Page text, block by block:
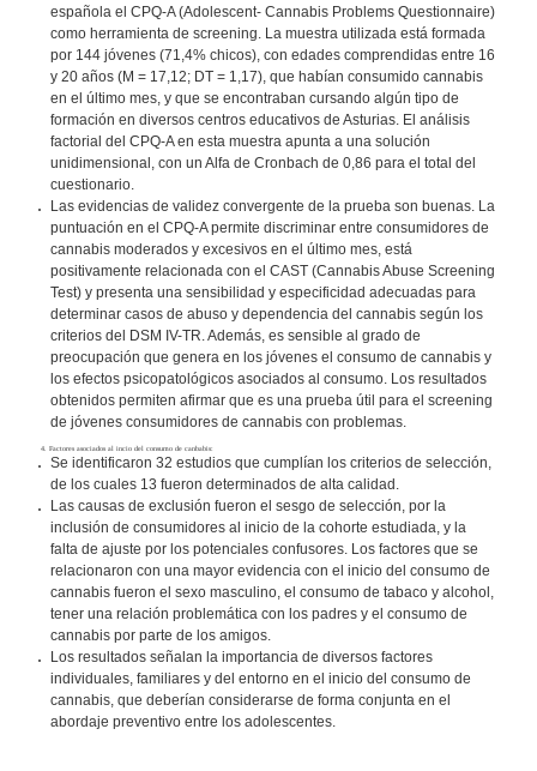
española el CPQ-A (Adolescent- Cannabis Problems Questionnaire)
como herramienta de screening. La muestra utilizada está formada
por 144 jóvenes (71,4% chicos), con edades comprendidas entre 16
y 20 años (M = 17,12; DT = 1,17), que habían consumido cannabis
en el último mes, y que se encontraban cursando algún tipo de
formación en diversos centros educativos de Asturias. El análisis
factorial del CPQ-A en esta muestra apunta a una solución
unidimensional, con un Alfa de Cronbach de 0,86 para el total del
cuestionario.
Las evidencias de validez convergente de la prueba son buenas. La
puntuación en el CPQ-A permite discriminar entre consumidores de
cannabis moderados y excesivos en el último mes, está
positivamente relacionada con el CAST (Cannabis Abuse Screening
Test) y presenta una sensibilidad y especificidad adecuadas para
determinar casos de abuso y dependencia del cannabis según los
criterios del DSM IV-TR. Además, es sensible al grado de
preocupación que genera en los jóvenes el consumo de cannabis y
los efectos psicopatológicos asociados al consumo. Los resultados
obtenidos permiten afirmar que es una prueba útil para el screening
de jóvenes consumidores de cannabis con problemas.
4. Factores asociados al incio del consumo de canbabis:
Se identificaron 32 estudios que cumplían los criterios de selección,
de los cuales 13 fueron determinados de alta calidad.
Las causas de exclusión fueron el sesgo de selección, por la
inclusión de consumidores al inicio de la cohorte estudiada, y la
falta de ajuste por los potenciales confusores. Los factores que se
relacionaron con una mayor evidencia con el inicio del consumo de
cannabis fueron el sexo masculino, el consumo de tabaco y alcohol,
tener una relación problemática con los padres y el consumo de
cannabis por parte de los amigos.
Los resultados señalan la importancia de diversos factores
individuales, familiares y del entorno en el inicio del consumo de
cannabis, que deberían considerarse de forma conjunta en el
abordaje preventivo entre los adolescentes.